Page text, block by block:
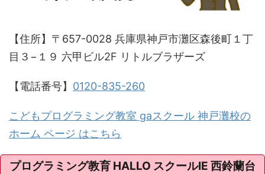
【住所】〒657-0028 兵庫県神戸市灘区森後町１丁
目３−１９ 六甲ビル2F リトルブラザーズ
【電話番号】 0120-835-260
こどもプログラミング教室 gaスクール 神戸灘校の
ホーム ページ はこちら
プログラミング教育 HALLO スクールIE 西鈴蘭台